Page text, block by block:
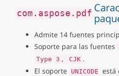
com.aspose.pdf
Admite 14 fuentes
Soporte para las fuentes
Type 3 , CJK .
El soporte
UNICODE está